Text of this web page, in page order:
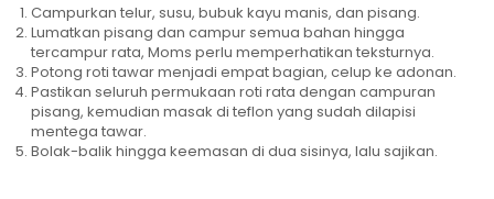
Campurkan telur, susu, bubuk kayu manis, dan pisang.
Lumatkan pisang dan campur semua bahan hingga
tercampur rata, Moms perlu memperhatikan teksturnya.
Potong roti tawar menjadi empat bagian, celup ke adonan.
Pastikan seluruh permukaan roti rata dengan campuran
pisang, kemudian masak di teflon yang sudah dilapisi
mentega tawar.
Bolak-balik hingga keemasan di dua sisinya, lalu sajikan.